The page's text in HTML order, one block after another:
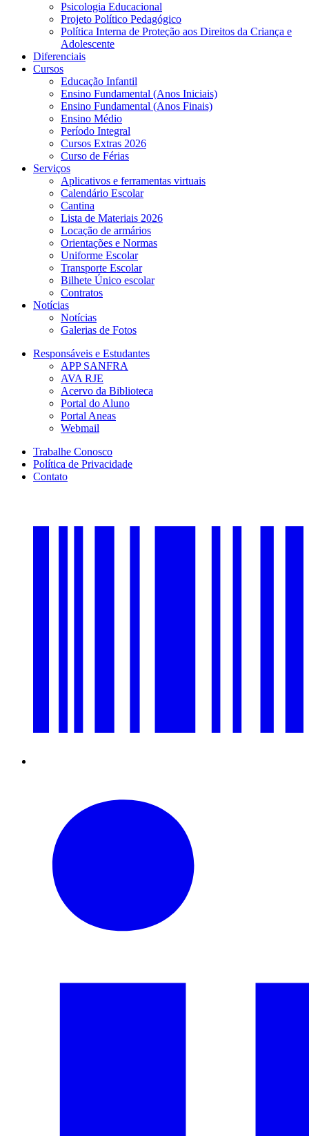
Psicologia Educacional
Projeto Político Pedagógico
Política Interna de Proteção aos Direitos da Criança e
Adolescente
Diferenciais
Cursos
Educação Infantil
Ensino Fundamental (Anos Iniciais)
Ensino Fundamental (Anos Finais)
Ensino Médio
Período Integral
Cursos Extras 2026
Curso de Férias
Serviços
Aplicativos e ferramentas virtuais
Calendário Escolar
Cantina
Lista de Materiais 2026
Locação de armários
Orientações e Normas
Uniforme Escolar
Transporte Escolar
Bilhete Único escolar
Contratos
Notícias
Notícias
Galerias de Fotos
Responsáveis e Estudantes
APP SANFRA
AVA RJE
Acervo da Biblioteca
Portal do Aluno
Portal Aneas
Webmail
Trabalhe Conosco
Política de Privacidade
Contato